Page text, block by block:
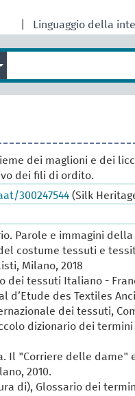
Linguaggio della
termine
per
dei maglioni e dei
dei fili di ordito.
300247544 (Silk
Parole e immagini
costume tessuti e
Milano, 2018
dei tessuti Italiano -
d’Etude des Textiles
dei tessuti,
dizionario dei
Il "Corriere delle dame"
2010.
di), Glossario dei